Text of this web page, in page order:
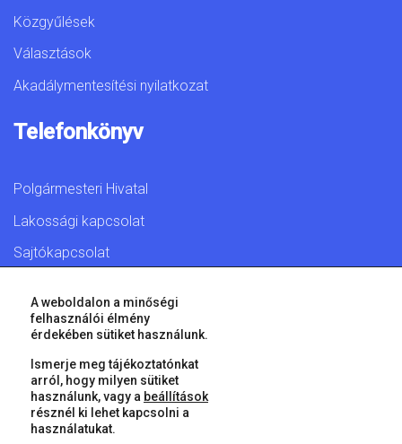
Közgyűlések
Választások
Akadálymentesítési nyilatkozat
Telefonkönyv
Polgármesteri Hivatal
Lakossági kapcsolat
Sajtókapcsolat
© 2026 Győr Megyei Jogú Város • Minden jog fenntartva!
A weboldalon a minőségi
felhasználói élmény
érdekében sütiket használunk.
Ismerje meg tájékoztatónkat
arról, hogy milyen sütiket
használunk, vagy a beállítások
résznél ki lehet kapcsolni a
használatukat.